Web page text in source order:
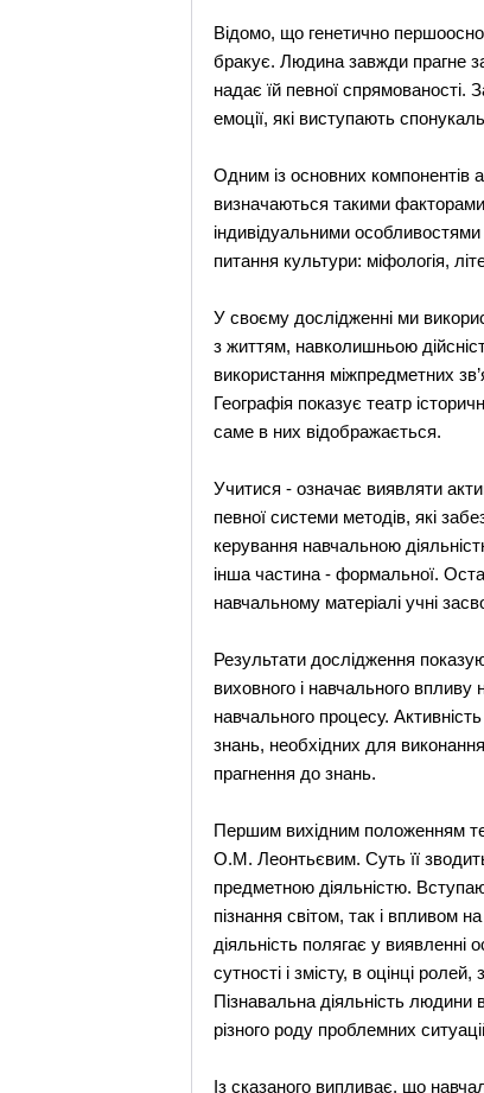
Відомо, що генетично
бракує. Людина завжди прагне
надає їй певної
емоції, які виступають
Одним із основних компонентів
визначаються такими
індивідуальними особливостями
питання культури: міфологія,
У своєму дослідженні ми
з життям, навколишньою
використання міжпредметних
Географія показує театр
саме в них відображається.
Учитися - означає виявляти
певної системи методів, які
керування навчальною
інша частина - формальної.
навчальному матеріалі учні
Результати дослідження
виховного і навчального
навчального процесу.
знань, необхідних для
прагнення до знань.
Першим вихідним положенням
О.М. Леонтьєвим. Суть її
предметною діяльністю.
пізнання світом, так і впливом
діяльність полягає у виявленні
сутності і змісту, в оцінці
Пізнавальна діяльність людини
різного роду проблемних
Із сказаного випливає, що